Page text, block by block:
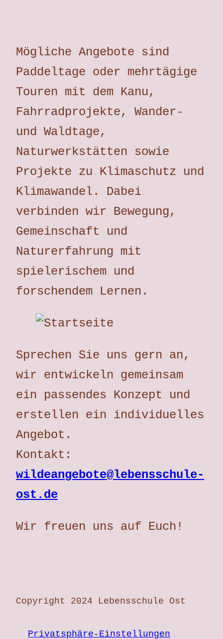
Mögliche Angebote sind
Paddeltage oder mehrtägige
Touren mit dem Kanu,
Fahrradprojekte, Wander-
und Waldtage,
Naturwerkstätten sowie
Projekte zu Klimaschutz und
Klimawandel. Dabei
verbinden wir Bewegung,
Gemeinschaft und
Naturerfahrung mit
spielerischem und
forschendem Lernen.
Sprechen Sie uns gern an,
wir entwickeln gemeinsam
ein passendes Konzept und
erstellen ein individuelles
Angebot.
Kontakt:
wildeangebote@lebensschule-
ost.de
Wir freuen uns auf Euch!
Copyright 2024 Lebensschule Ost
Privatsphäre-Einstellungen